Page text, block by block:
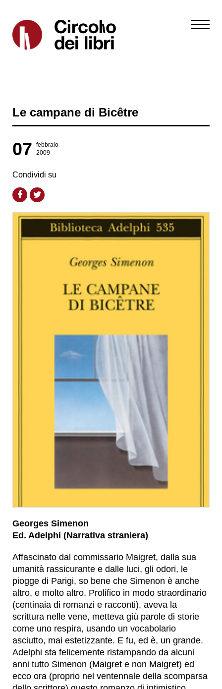
Le campane di Bicêtre
07
febbraio
2009
Condividi su
Georges Simenon
Ed. Adelphi (Narrativa straniera)
Affascinato dal commissario Maigret, dalla sua
umanità rassicurante e dalle luci, gli odori, le
piogge di Parigi, so bene che Simenon è anche
altro, e molto altro. Prolifico in modo straordinario
(centinaia di romanzi e racconti), aveva la
scrittura nelle vene, metteva giù parole di storie
come uno respira, usando un vocabolario
asciutto, mai estetizzante. E fu, ed è, un grande.
Adelphi sta felicemente ristampando da alcuni
anni tutto Simenon (Maigret e non Maigret) ed
ecco ora (proprio nel ventennale della scomparsa